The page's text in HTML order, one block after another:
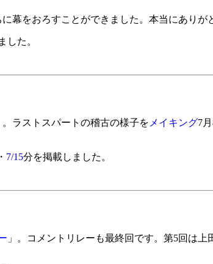
に幕をおろすことができました。本当にありが
した。
ラストスパートの稽古の様子を メイキング7
7/15分を掲載しました。
」。コメントリレーも最終回です。第5回は上